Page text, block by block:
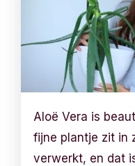
Aloë Vera is
fijne plantje zit in
verwerkt, en dat